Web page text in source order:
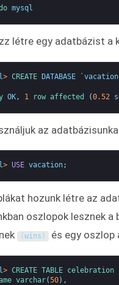
mysql
létre egy adatbázist
> CREATE DATABASE `vacation
OK, 1 row affected (0.52
az
> USE vacation;
hozunk létre az
oszlopok lesznek a
(wins ) és egy oszlop
> CREATE TABLE celebration
varchar(50) ,